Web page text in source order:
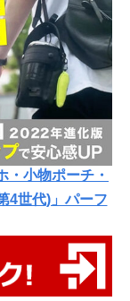
・小物ポーチ・
4世代)」パーフ